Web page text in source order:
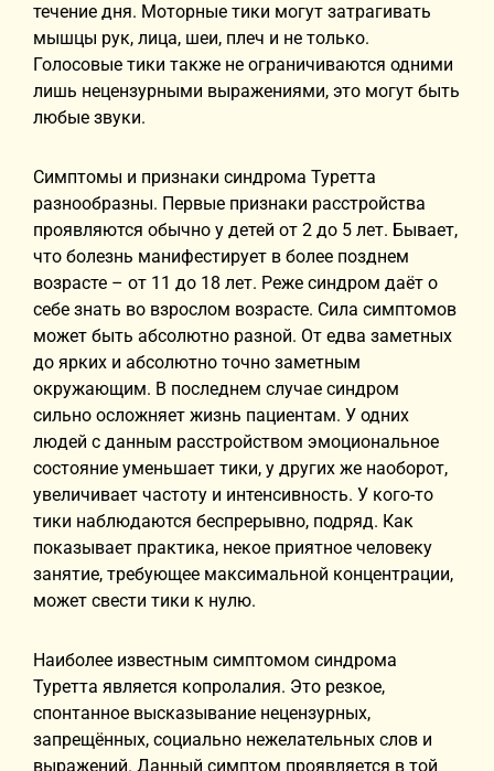
течение дня. Моторные тики могут затрагивать
мышцы рук, лица, шеи, плеч и не только.
Голосовые тики также не ограничиваются одними
лишь нецензурными выражениями, это могут быть
любые звуки.
Симптомы и признаки синдрома Туретта
разнообразны. Первые признаки расстройства
проявляются обычно у детей от 2 до 5 лет. Бывает,
что болезнь манифестирует в более позднем
возрасте – от 11 до 18 лет. Реже синдром даёт о
себе знать во взрослом возрасте. Сила симптомов
может быть абсолютно разной. От едва заметных
до ярких и абсолютно точно заметным
окружающим. В последнем случае синдром
сильно осложняет жизнь пациентам. У одних
людей с данным расстройством эмоциональное
состояние уменьшает тики, у других же наоборот,
увеличивает частоту и интенсивность. У кого-то
тики наблюдаются беспрерывно, подряд. Как
показывает практика, некое приятное человеку
занятие, требующее максимальной концентрации,
может свести тики к нулю.
Наиболее известным симптомом синдрома
Туретта является копролалия. Это резкое,
спонтанное высказывание нецензурных,
запрещённых, социально нежелательных слов и
выражений. Данный симптом проявляется в той